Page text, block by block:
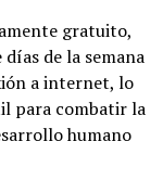
gratuito,
de la semana
a internet, lo
para combatir la
humano